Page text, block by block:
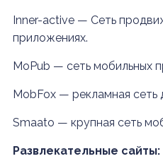
Inner-active — Сеть
приложениях.
MoPub — сеть мобильных
MobFox — рекламная сеть
Smaato — крупная сеть
Развлекательные сайты: